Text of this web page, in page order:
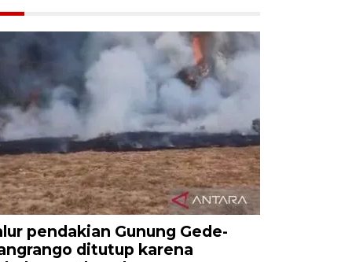
pendakian Gunung Gede-
ditutup karena